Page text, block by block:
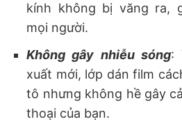
kính không bị văng ra,
mọi người.
Không gây nhiễu sóng:
xuất mới, lớp dán film
tô nhưng không hề gây
thoại của bạn.